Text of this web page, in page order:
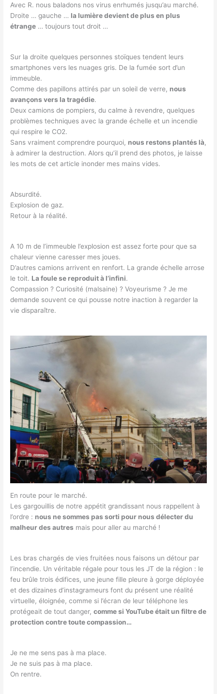
Avec R. nous baladons nos virus enrhumés jusqu’au marché.
Droite … gauche … la lumière devient de plus en plus
étrange … toujours tout droit …
Sur la droite quelques personnes stoïques tendent leurs
smartphones vers les nuages gris. De la fumée sort d’un
immeuble.
Comme des papillons attirés par un soleil de verre, nous
avançons vers la tragédie.
Deux camions de pompiers, du calme à revendre, quelques
problèmes techniques avec la grande échelle et un incendie
qui respire le CO2.
Sans vraiment comprendre pourquoi, nous restons plantés là,
à admirer la destruction. Alors qu’il prend des photos, je laisse
les mots de cet article inonder mes mains vides.
Absurdité.
Explosion de gaz.
Retour à la réalité.
A 10 m de l’immeuble l’explosion est assez forte pour que sa
chaleur vienne caresser mes joues.
D’autres camions arrivent en renfort. La grande échelle arrose
le toit. La foule se reproduit à l’infini.
Compassion ? Curiosité (malsaine) ? Voyeurisme ? Je me
demande souvent ce qui pousse notre inaction à regarder la
vie disparaître.
En route pour le marché.
Les gargouillis de notre appétit grandissant nous rappellent à
l’ordre : nous ne sommes pas sorti pour nous délecter du
malheur des autres mais pour aller au marché !
Les bras chargés de vies fruitées nous faisons un détour par
l’incendie. Un véritable régale pour tous les JT de la région : le
feu brûle trois édifices, une jeune fille pleure à gorge déployée
et des dizaines d’instagrameurs font du présent une réalité
virtuelle, éloignée, comme si l’écran de leur téléphone les
protégeait de tout danger,comme si YouTube était un filtre de
protection contre toute compassion…
Je ne me sens pas à ma place.
Je ne suis pas à ma place.
On rentre.